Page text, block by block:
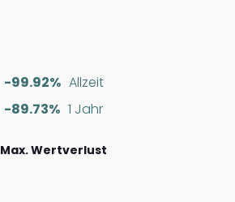
-99.92% Allzeit
-89.73% 1 Jahr
Max. Wertverlust